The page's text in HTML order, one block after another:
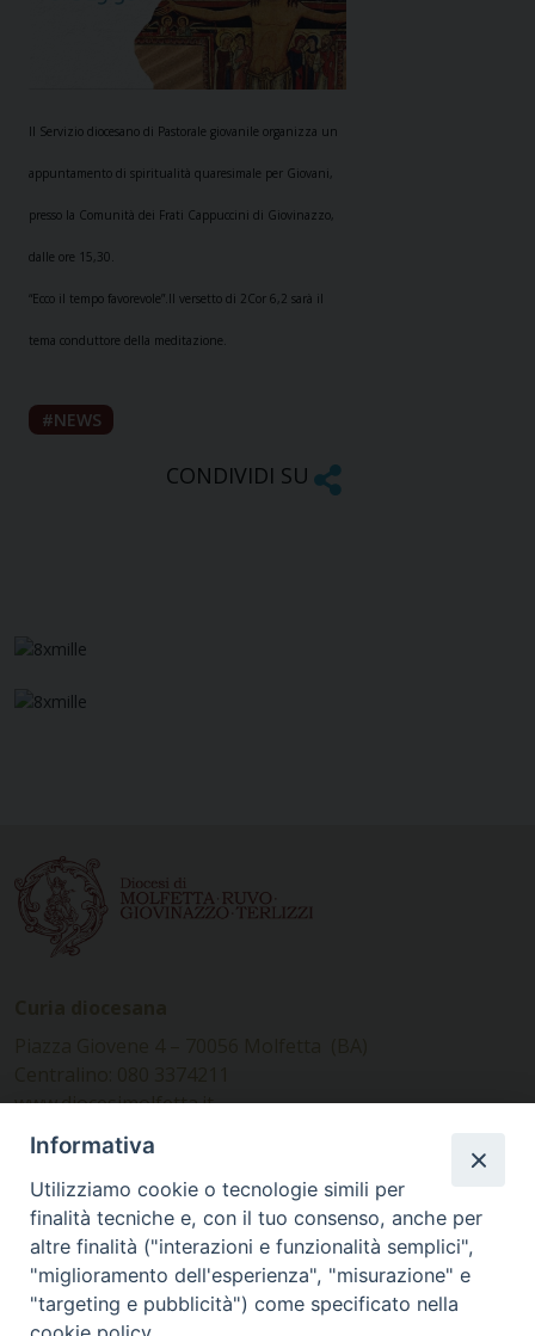
Il Servizio diocesano di Pastorale giovanile organizza un
appuntamento di spiritualità quaresimale per Giovani,
presso la Comunità dei Frati Cappuccini di Giovinazzo,
dalle ore 15,30.
“Ecco il tempo favorevole”.Il versetto di 2Cor 6,2 sarà il
tema conduttore della meditazione.
NEWS
CONDIVIDI SU
www.diocesimolfetta.it –
diocesimolfetta@pec.chiesacattolica.it
Ufficio Comunicazioni sociali
Piazza Giovene 4 – 70056 Molfetta (BA)
comunicazionisociali@diocesimolfetta.it
Informativa
Utilizziamo cookie o tecnologie simili per
finalità tecniche e, con il tuo consenso, anche per
altre finalità ("interazioni e funzionalità semplici",
"miglioramento dell'esperienza", "misurazione" e
"targeting e pubblicità") come specificato nella